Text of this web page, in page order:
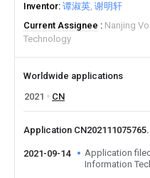
Inventor 谭淑英 谢明轩
Current Assignee
Nanjing
Technology
Worldwide applications
2021
CN
Application
2021-09-14
Application
Information